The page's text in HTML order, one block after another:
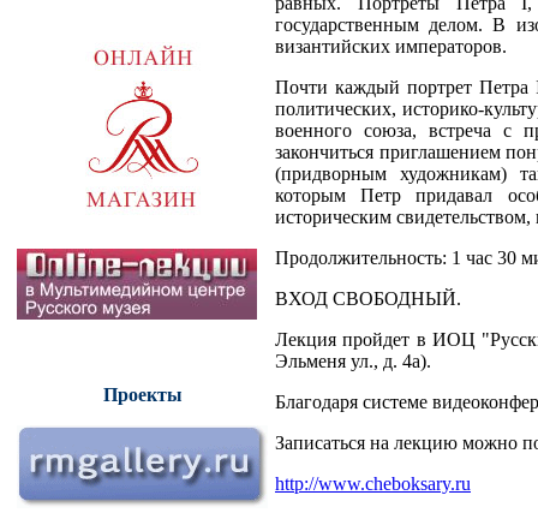
Проекты
государственным делом. В
византийских императоров.
Почти каждый портрет Петра
политических, историко-
военного союза, встреча с
закончиться приглашением
(придворным художникам)
которым Петр придавал
историческим
Продолжительность: 1 час 30
ВХОД СВОБОДНЫЙ.
Лекция пройдет в ИОЦ
Эльменя ул., д. 4а).
Благодаря системе
Записаться на лекцию можно
http://www.cheboksary.ru